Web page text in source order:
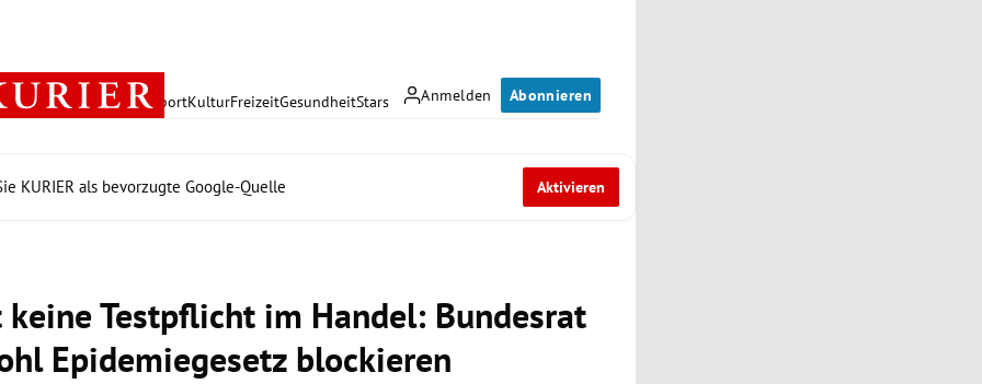
Anmelden Abonnieren
PolitikWirtschaft SportKulturFreizeitGesundheitStars
KURIER als bevorzugte Google-Quelle Aktivieren
keine Testpflicht im Handel: Bundesrat
Epidemiegesetz blockieren